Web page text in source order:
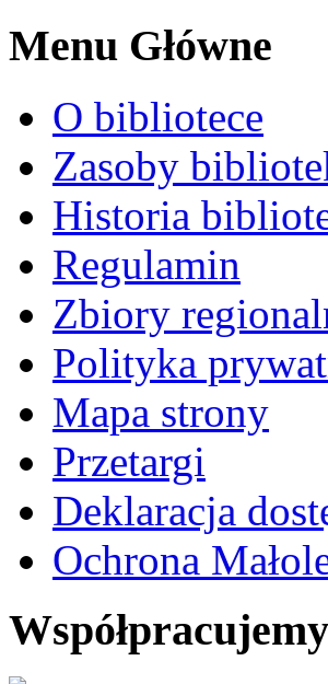
Menu Główne
O bibliotece
Zasoby
Historia
Regulamin
Zbiory
Polityka
Mapa strony
Przetargi
Deklaracja
Ochrona
Współpracujemy